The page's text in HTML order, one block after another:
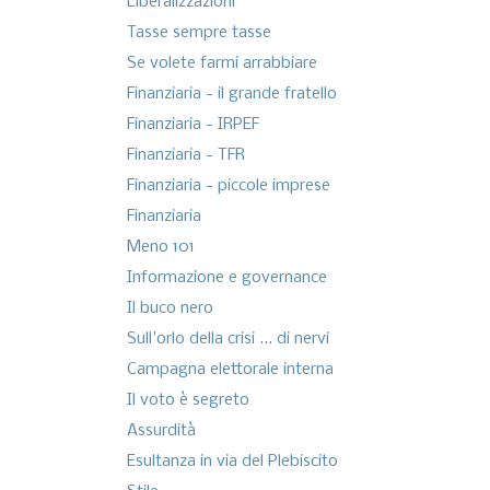
Tasse sempre tasse
Se volete farmi arrabbiare
Finanziaria - il grande fratello
Finanziaria - IRPEF
Finanziaria - TFR
Finanziaria - piccole imprese
Finanziaria
Meno 101
Informazione e governance
Il buco nero
Sull'orlo della crisi ... di nervi
Campagna elettorale interna
Il voto è segreto
Assurdità
Esultanza in via del Plebiscito